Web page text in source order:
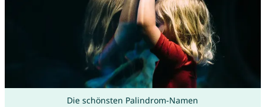
Die schönsten Palindrom-Namen